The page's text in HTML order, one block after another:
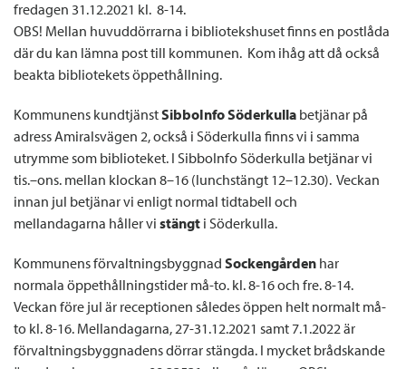
fredagen 31.12.2021 kl. 8-14.
OBS! Mellan huvuddörrarna i bibliotekshuset finns en postlåda
där du kan lämna post till kommunen. Kom ihåg att då också
beakta bibliotekets öppethållning.
Kommunens kundtjänstSibboInfo Söderkulla betjänar på
adress Amiralsvägen 2, också i Söderkulla finns vi i samma
utrymme som biblioteket. I SibboInfo Söderkulla betjänar vi
tis.–ons. mellan klockan 8–16 (lunchstängt 12–12.30). Veckan
innan jul betjänar vi enligt normal tidtabell och
mellandagarna håller vistängt i Söderkulla.
Kommunens förvaltningsbyggnad Sockengården har
normala öppethållningstider må-to. kl. 8-16 och fre. 8-14.
Veckan före jul är receptionen således öppen helt normalt må-
to kl. 8-16. Mellandagarna, 27-31.12.2021 samt 7.1.2022 är
förvaltningsbyggnadens dörrar stängda. I mycket brådskande